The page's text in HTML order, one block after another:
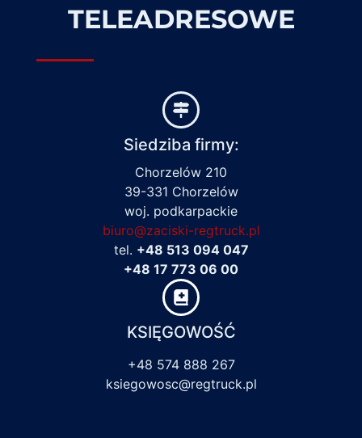
TELEADRESOWE
Siedziba firmy:
Chorzelów 210
39-331 Chorzelów
woj. podkarpackie
biuro@zaciski-regtruck.pl
tel. +48 513 094 047
+48 17 773 06 00
KSIĘGOWOŚĆ
+48 574 888 267
ksiegowosc@regtruck.pl